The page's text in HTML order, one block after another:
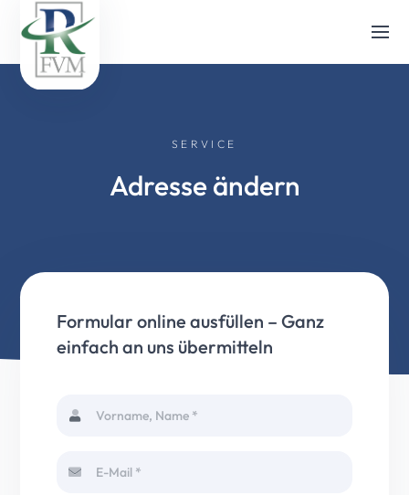
SERVICE
Adresse ändern
Formular online ausfüllen – Ganz
einfach an uns übermitteln